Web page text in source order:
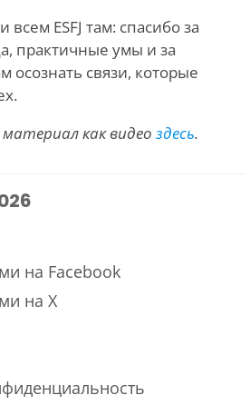
всем ESFJ там: спасибо за
практичные умы и за
осознать связи, которые
как видео здесь.
на Facebook
на X